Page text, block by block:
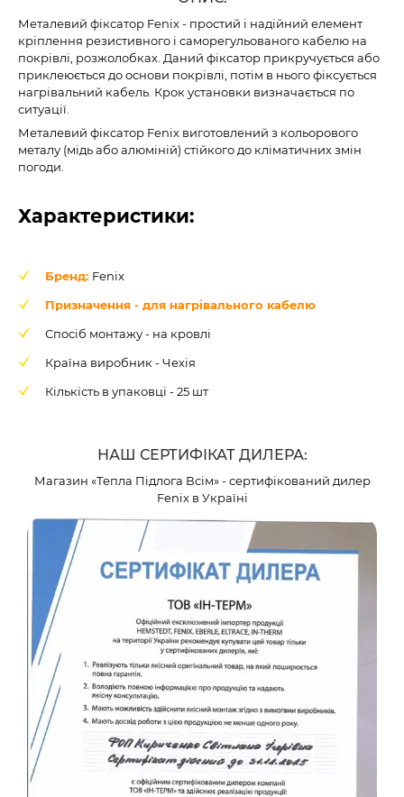
Металевий фіксатор Fenix - простий і надійний елемент
кріплення резистивного і саморегульованого кабелю на
покрівлі, розжолобках. Даний фіксатор прикручується або
приклеюється до основи покрівлі, потім в нього фіксується
нагрівальний кабель. Крок установки визначається по
ситуації.
Металевий фіксатор Fenix виготовлений з кольорового
металу (мідь або алюміній) стійкого до кліматичних змін
погоди.
Характеристики:
Бренд: Fenix
Призначення - для нагрівального кабелю
Спосіб монтажу - на кровлі
Країна виробник - Чехія
Кількість в упаковці - 25 шт
НАШ СЕРТИФІКАТ ДИЛЕРА:
Магазин «Тепла Підлога Всім» - сертифікований дилер
Fenix в Україні